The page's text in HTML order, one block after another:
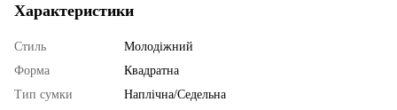
Характеристики
Стиль
Молодіжний
Форма
Квадратна
Тип сумки
Наплічна/Седельна